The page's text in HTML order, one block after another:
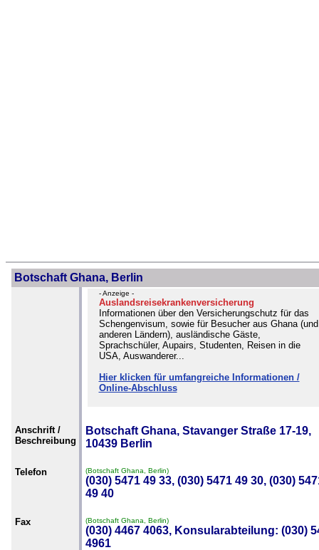
Botschaft Ghana, Berlin
- Anzeige -
Auslandsreisekrankenversicherung
Informationen über den Versicherungschutz für das
Schengenvisum, sowie für Besucher aus Ghana (und
anderen Ländern), ausländische Gäste,
Sprachschüler, Aupairs, Studenten, Reisen in die
USA, Auswanderer...
Hier klicken für umfangreiche Informationen /
Online-Abschluss
Anschrift /
Beschreibung
Botschaft Ghana, Stavanger Straße 17-19,
10439 Berlin
Telefon (Botschaft Ghana, Berlin)
(030) 5471 49 33, (030) 5471 49 30, (030)
49 40
Fax (Botschaft Ghana, Berlin)
(030) 4467 4063, Konsularabteilung: (030)
4961